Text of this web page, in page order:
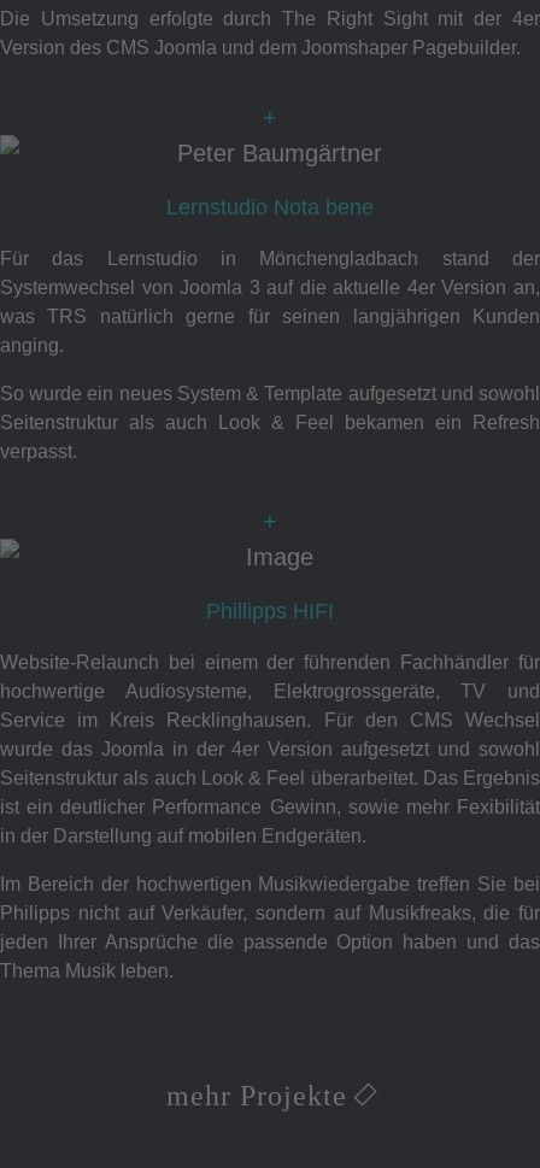
Die Umsetzung erfolgte durch The Right Sight mit der 4er
Version des CMS Joomla und dem Joomshaper Pagebuilder.
+
Lernstudio Nota bene
Für das Lernstudio in Mönchengladbach stand der
Systemwechsel von Joomla 3 auf die aktuelle 4er Version an,
was TRS natürlich gerne für seinen langjährigen Kunden
anging.
So wurde ein neues System & Template aufgesetzt und sowohl
Seitenstruktur als auch Look & Feel bekamen ein Refresh
verpasst.
+
Phillipps HIFI
Website-Relaunch bei einem der führenden Fachhändler für
hochwertige Audiosysteme, Elektrogrossgeräte, TV und
Service im Kreis Recklinghausen. Für den CMS Wechsel
wurde das Joomla in der 4er Version aufgesetzt und sowohl
Seitenstruktur als auch Look & Feel überarbeitet. Das Ergebnis
ist ein deutlicher Performance Gewinn, sowie mehr Fexibilität
in der Darstellung auf mobilen Endgeräten.
Im Bereich der hochwertigen Musikwiedergabe treffen Sie bei
Philipps nicht auf Verkäufer, sondern auf Musikfreaks, die für
jeden Ihrer Ansprüche die passende Option haben und das
Thema Musik leben.
mehr Projekte